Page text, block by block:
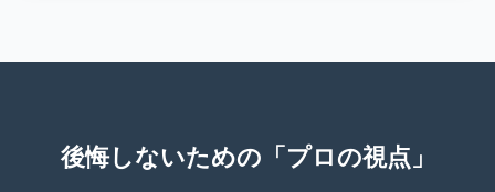
後悔しないための「プロの視点」